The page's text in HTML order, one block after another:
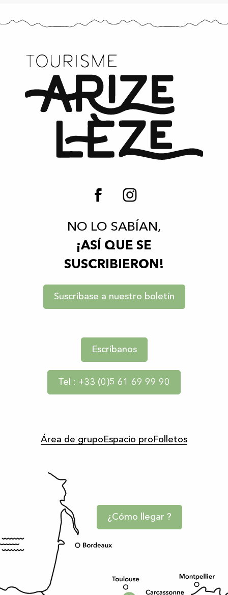
NO LO SABÍAN,
¡ASÍ QUE SE
SUSCRIBIERON!
Suscríbase a nuestro boletín
Escríbanos
Tel : +33 (0)5 61 69 99 90
Área de grupo Espacio pro Folletos
¿Cómo llegar ?